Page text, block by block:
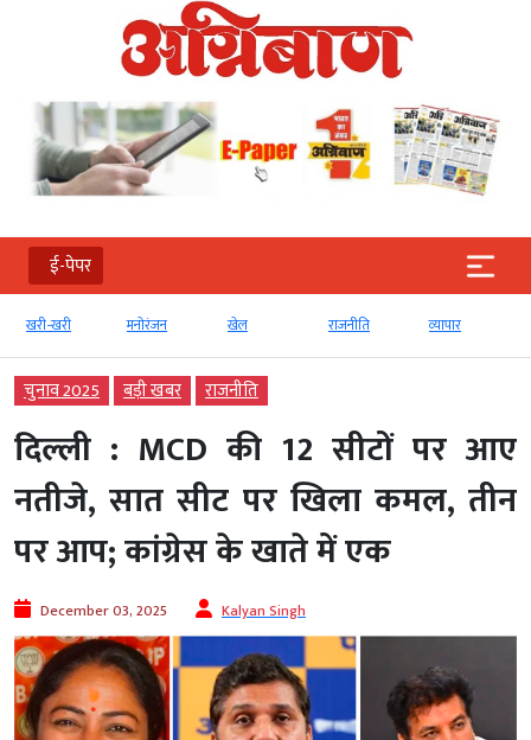
ई-पेपर
खरी-खरी मनोरंजन खेल राजनीति व्‍यापार
चुनाव 2025 बड़ी खबर राजनीति
दिल्ली : MCD की 12 सीटों पर आए
नतीजे, सात सीट पर खिला कमल, तीन
पर आप; कांग्रेस के खाते में एक
December 03, 2025 Kalyan Singh